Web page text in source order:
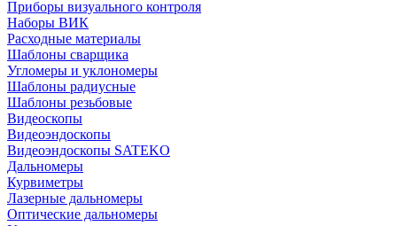
Приборы визуального контроля
Наборы ВИК
Расходные материалы
Шаблоны сварщика
Угломеры и уклономеры
Шаблоны радиусные
Шаблоны резьбовые
Видеоскопы
Видеоэндоскопы
Видеоэндоскопы SATEKO
Дальномеры
Курвиметры
Лазерные дальномеры
Оптические дальномеры